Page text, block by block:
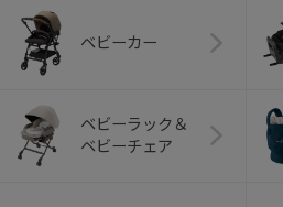
ベビーカー
ベビーラック＆
ベビーチェア